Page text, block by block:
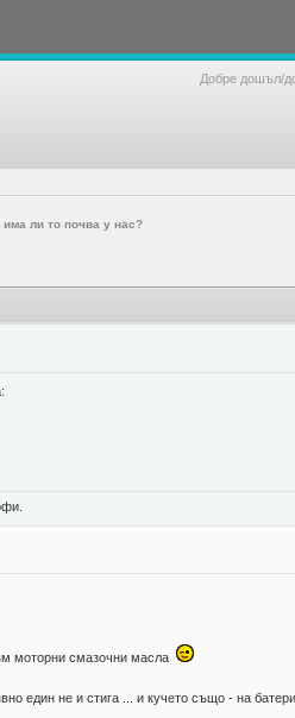
Добре дошъл/
ли то почва у нас?
моторни смазочни масла
един не и стига ... и кучето също - на